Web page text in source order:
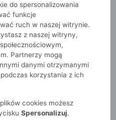
Swetry
długi rękaw
do spersonalizowania
funkcje
ruch w naszej witrynie.
z naszej witryny,
Partnerzy mogą
danymi otrzymanymi
korzystania z ich
cookies możesz
Spersonalizuj.